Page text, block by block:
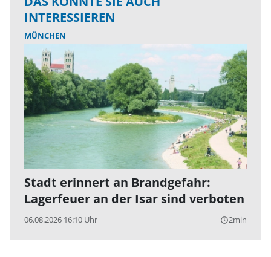
INTERESSIEREN
MÜNCHEN
Stadt erinnert an Brandgefahr:
Lagerfeuer an der Isar sind verboten
06.08.2026 16:10 Uhr query_builder2min